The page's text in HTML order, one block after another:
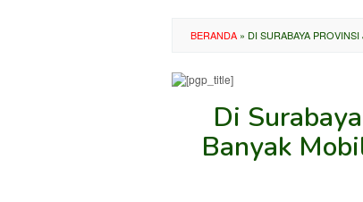
BERANDA » DI SURABAYA
Di
Banyak